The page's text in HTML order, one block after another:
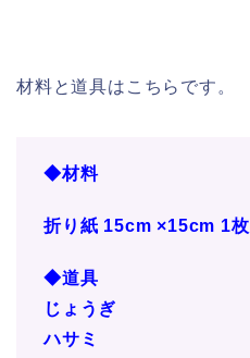
材料と道具はこちらです。
◆材料
折り紙 15cm ×15cm 1枚
◆道具
じょうぎ
ハサミ